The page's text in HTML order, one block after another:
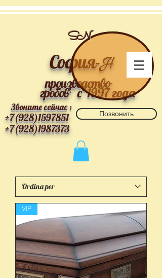
София-Н
производство
гробовс 1997 года
SN
Звоните сейчас :
+7(928)1597851
+7(928)1987373
Позвонить
VIP